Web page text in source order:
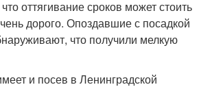
оттягивание сроков может стоить
дорого. Опоздавшие с посадкой
что получили мелкую
и посев в Ленинградской